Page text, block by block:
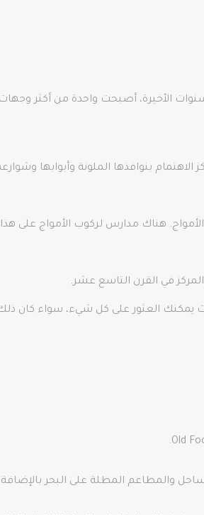
الأخيرة، أصبحت واحدة من أكثر
الاهتمام بنوافذها الملونة وأبوابها
في القرن التاسع عشر.